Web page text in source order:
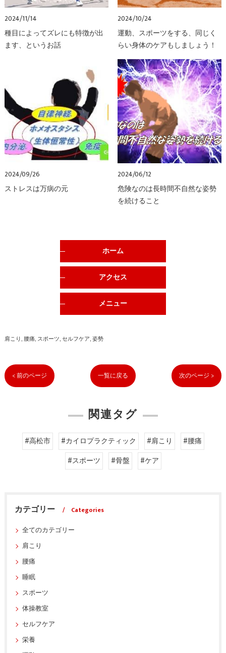
2024/11/14
種目によってズレにも特徴が出
ます、というお話
2024/10/24
運動、スポーツをする、同じく
らい身体のケアもしましょう！
2024/09/26
ストレスは万病の元
2024/06/12
危険なのは長時間不自然な姿勢
を続けること
ホーム
アクセス
メニュー
肩こり 腰痛 スポーツ セルフケア 姿勢
< 前のページ 一覧に戻る 次のページ >
関連タグ
#高松市 #カイロプラクティック #肩こり
#腰痛
#スポーツ
#骨盤 #ケア
カテゴリー
Categories
全てのカテゴリー
肩こり
腰痛
睡眠
スポーツ
体操教室
セルフケア
栄養